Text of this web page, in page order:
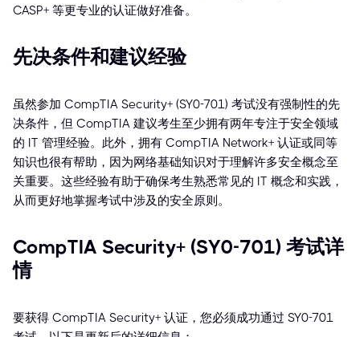
CASP+ 等更专业的认证做好准备。
先决条件和建议经验
虽然参加 CompTIA Security+ (SY0-701) 考试没有强制性的先
决条件，但 CompTIA 建议考生至少拥有两年专注于安全领域
的 IT 管理经验。此外，拥有 CompTIA Network+ 认证或同等
知识也很有帮助，因为网络基础知识对于理解许多安全概念至
关重要。这些经验有助于确保考生熟悉常见的 IT 概念和实践，
从而更好地掌握考试中涉及的安全原则。
CompTIA Security+ (SY0-701) 考试详
情
要获得 CompTIA Security+ 认证，您必须成功通过 SY0-701